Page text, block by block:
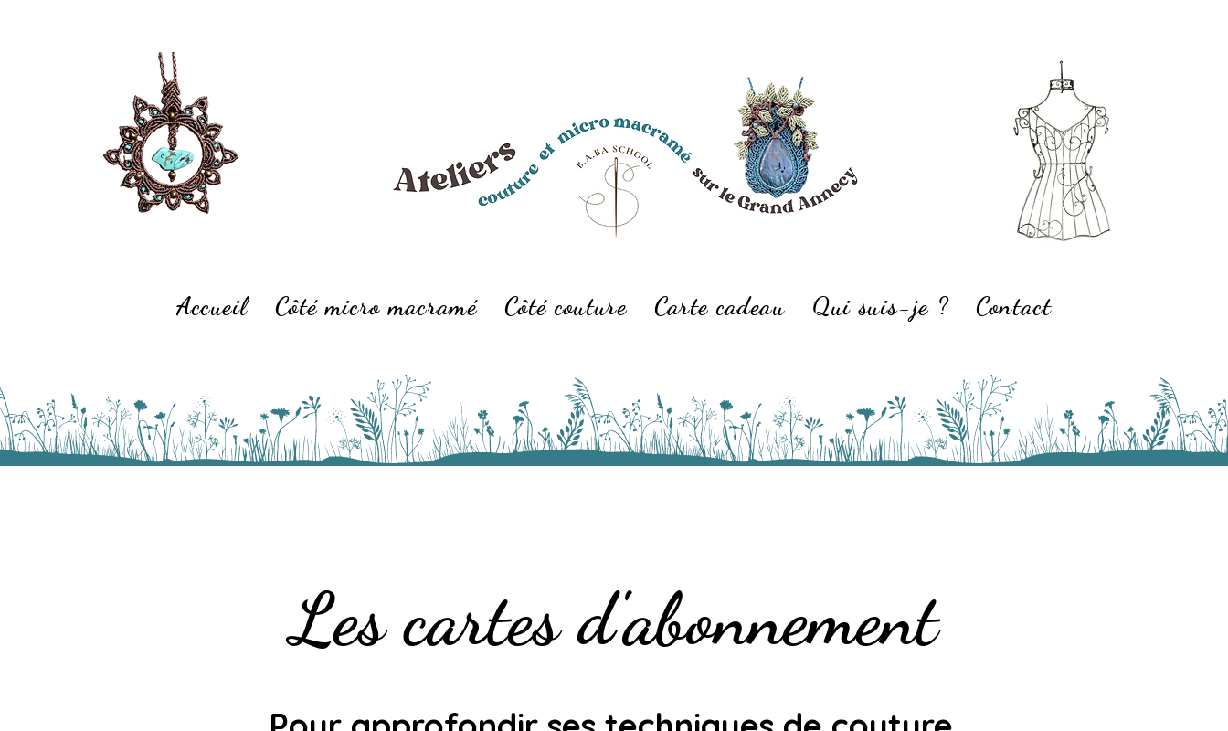
Accueil Côté micro macramé Côté couture Carte cadeau Qui suis-je ? Contact
Les cartes d'abonnement